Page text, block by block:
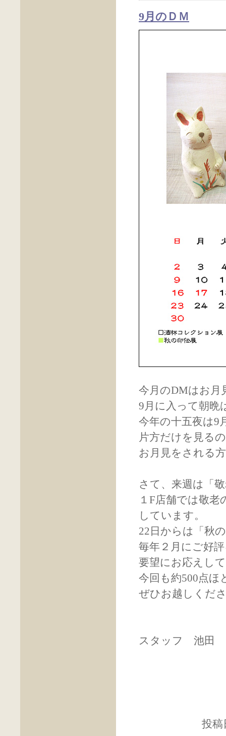
9月のＤＭ
今月のDMはお月
9月に入って朝晩
今年の十五夜は9
片方だけを見る
お月見をされる
さて、来週は「
１F店舗では敬
しています。
22日からは「秋
毎年２月にご好
要望にお応えし
今回も約500点ほ
ぜひお越しくだ
スタッフ 池田
投稿